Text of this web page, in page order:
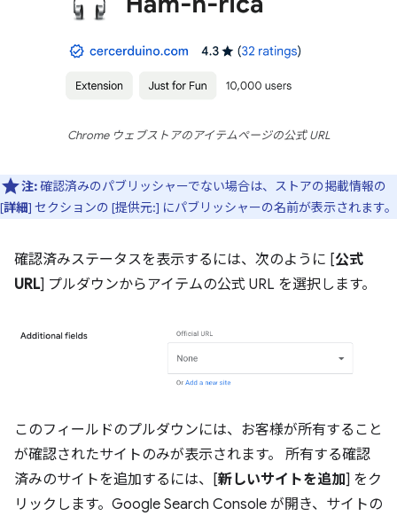
Chrome ウェブストアのアイテムページの公式 URL
注:確認済みのパブリッシャーでない場合は、ストアの掲載情報の
[詳細] セクションの [提供元:] にパブリッシャーの名前が表示されます。
確認済みステータスを表示するには、次のように [公式
URL] プルダウンからアイテムの公式 URL を選択します。
このフィールドのプルダウンには、お客様が所有すること
が確認されたサイトのみが表示されます。 所有する確認
済みのサイトを追加するには、[新しいサイトを追加] をク
リックします。Google Search Console が開き、サイトの